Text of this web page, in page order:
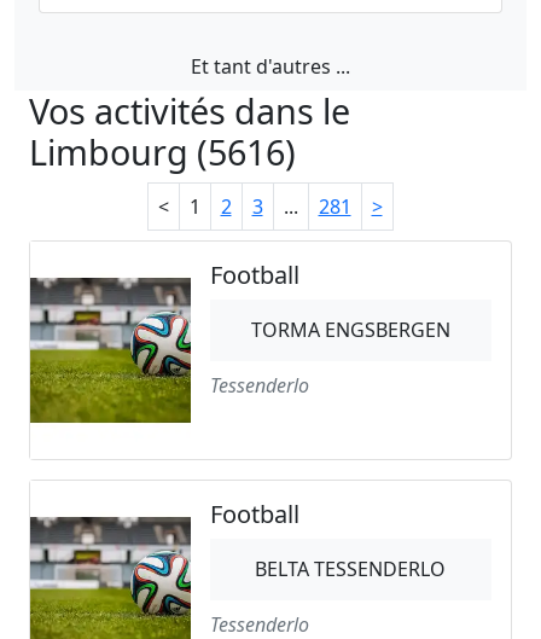
Et tant d'autres ...
Vos activités dans le
Limbourg (5616)
< 1 2 3 ... 281 >
Football
TORMA ENGSBERGEN
Tessenderlo
Football
BELTA TESSENDERLO
Tessenderlo